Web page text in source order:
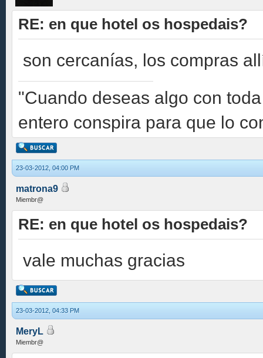
RE: en que hotel os hospedais?
son cercanías, los compras
"Cuando deseas algo con
entero conspira para que lo
23-03-2012, 04:00 PM
matrona9
Miembr@
RE: en que hotel os hospedais?
vale muchas gracias
23-03-2012, 04:33 PM
MeryL
Miembr@